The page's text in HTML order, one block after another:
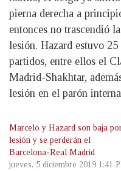
pierna derecha a
entonces no trascendió
lesión. Hazard estuvo
partidos, entre ellos el
Madrid-Shakhtar,
lesión en el parón
Marcelo y Hazard son baja
lesión y se perderán el
Barcelona-Real Madrid
jueves, 5 diciembre 2019 1:41